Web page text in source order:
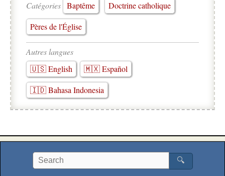
Catégories Baptême
Doctrine catholique
Pères de l'Église
Autres langues
🇺🇸 English
🇲🇽 Español
🇮🇩 Bahasa Indonesia
🔍